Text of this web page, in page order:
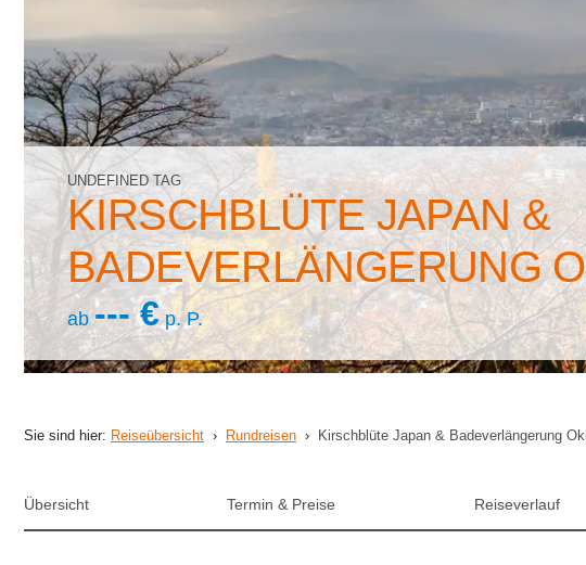
UNDEFINED TAG
KIRSCHBLÜTE JAPAN &
BADEVERLÄNGERUNG
ab--- €p. P.
Sie sind hier: Reiseübersicht › Rundreisen › Kirschblüte Japan & Badeverlängerung
Übersicht Termin & Preise Reiseverlauf